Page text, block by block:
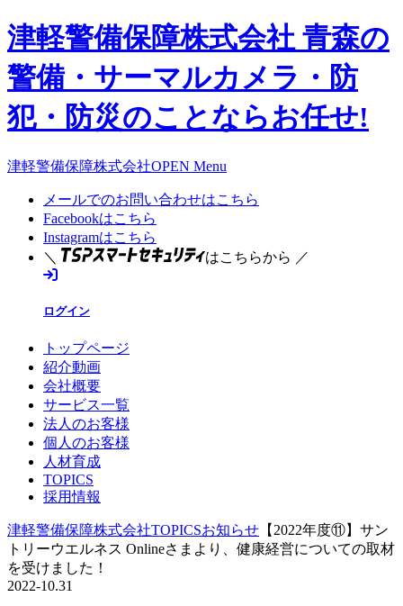
津軽警備保障株式会社 青森の
警備・サーマルカメラ・防
犯・防災のことならお任せ!
津軽警備保障株式会社OPEN Menu
メールでのお問い合わせはこちら
Facebookはこちら
Instagramはこちら
＼
はこちらから ／
ログイン
トップページ
紹介動画
会社概要
サービス一覧
法人のお客様
個人のお客様
人材育成
TOPICS
採用情報
津軽警備保障株式会社TOPICSお知らせ 【2022年度⑪】サン
トリーウエルネス Onlineさまより、健康経営についての取材
を受けました！
2022-10.31